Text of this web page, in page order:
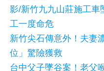
影/新竹九九山莊施工
工一度命危
新竹尖石傳意外！夫
位」驚險獲救
台中父子墜谷案！老